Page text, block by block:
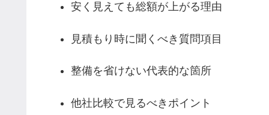
安く見えても総額が上がる理由
見積もり時に聞くべき質問項目
整備を省けない代表的な箇所
他社比較で見るべきポイント